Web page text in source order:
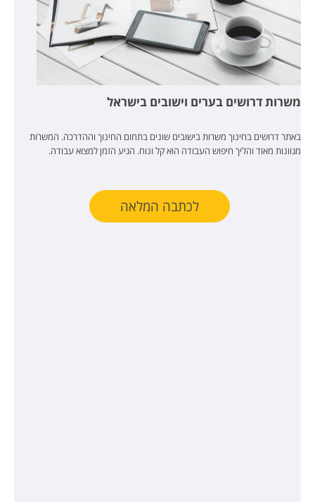
משרות דרושים בערים וישובים בישראל
באתר דרושים בחינוך משרות בישובים שונים בתחום החינוך וההדרכה. המשרות
מגוונות מאוד והליך חיפוש העבודה הוא קל ונוח. הגיע הזמן למצוא עבודה.
לכתבה המלאה